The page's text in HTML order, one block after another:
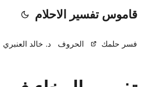
قاموس تفسير الاحلام
فسر حلمك الحروف د. خالد العنبري